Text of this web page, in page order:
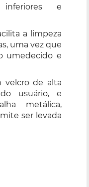
inferiores e
a limpeza
uma vez que
umedecido e
de alta
usuário, e
metálica,
ser levada